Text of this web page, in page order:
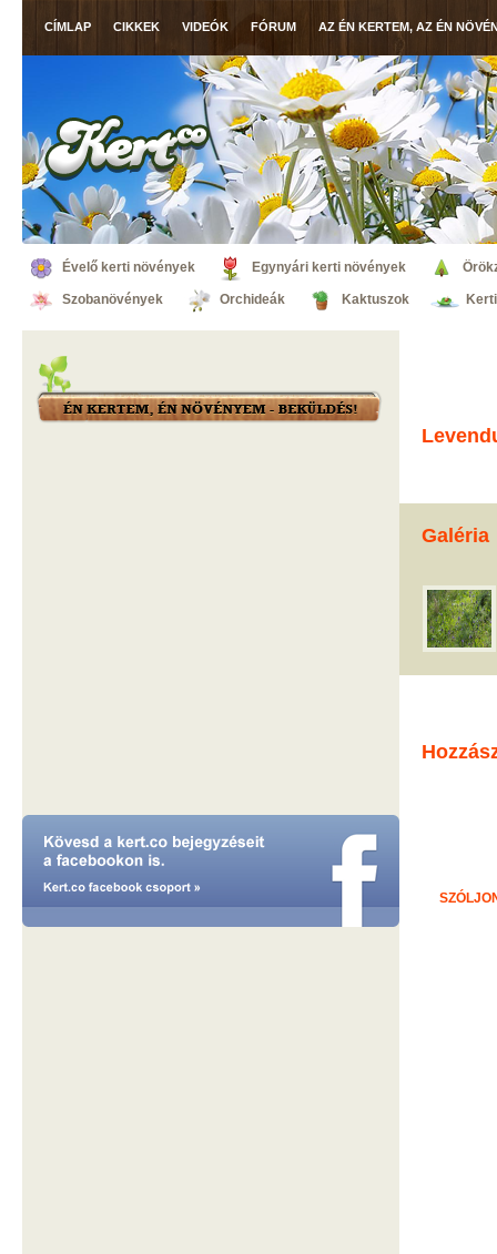
CÍMLAP CIKKEK VIDEÓK FÓRUM AZ ÉN KERTEM, AZ ÉN
Évelő kerti növények Egynyári kerti növények
Szobanövények Orchideák Kaktuszok
Galéria